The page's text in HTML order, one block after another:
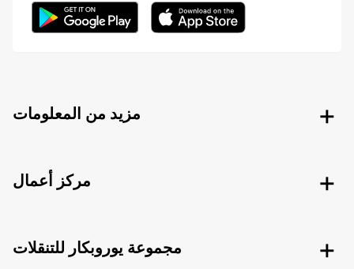
مزيد من المعلومات
مركز أعمال
مجموعة يوروبكار للتنقلات